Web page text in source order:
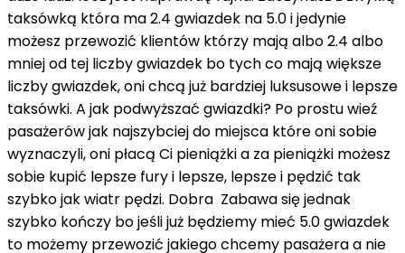
taksówką która ma 2.4 gwiazdek na 5.0 i jedynie
możesz przewozić klientów którzy mają albo 2.4 albo
mniej od tej liczby gwiazdek bo tych co mają większe
liczby gwiazdek, oni chcą już bardziej luksusowe i lepsze
taksówki. A jak podwyższać gwiazdki? Po prostu wieź
pasażerów jak najszybciej do miejsca które oni sobie
wyznaczyli, oni płacą Ci pieniążki a za pieniążki możesz
sobie kupić lepsze fury i lepsze, lepsze i pędzić tak
szybko jak wiatr pędzi. Dobra Zabawa się jednak
szybko kończy bo jeśli już będziemy mieć 5.0 gwiazdek
to możemy przewozić jakiego chcemy pasażera a nie